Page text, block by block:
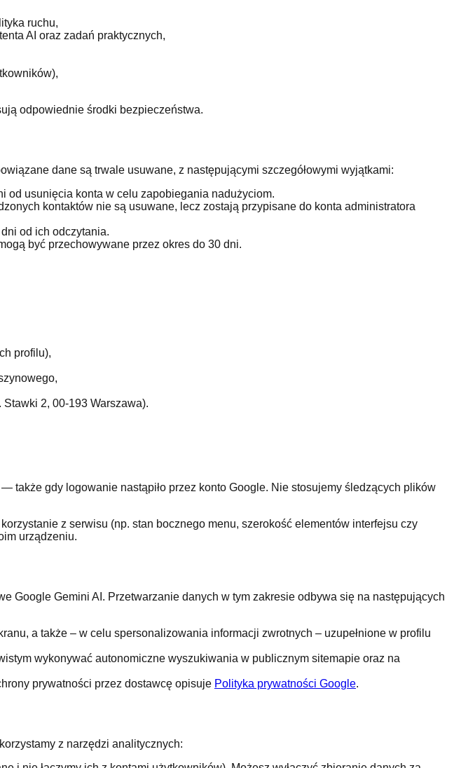
ruchu,
AI oraz zadań praktycznych,
odpowiednie środki bezpieczeństwa.
dane są trwale usuwane, z następującymi szczegółowymi wyjątkami:
usunięcia konta w celu zapobiegania nadużyciom.
kontaktów nie są usuwane, lecz zostają przypisane do konta administratora
od ich odczytania.
być przechowywane przez okres do 30 dni.
profilu),
2, 00-193 Warszawa).
gdy logowanie nastąpiło przez konto Google. Nie stosujemy śledzących plików
z serwisu (np. stan bocznego menu, szerokość elementów interfejsu czy
urządzeniu.
Google Gemini AI. Przetwarzanie danych w tym zakresie odbywa się na następujących
a także – w celu spersonalizowania informacji zwrotnych – uzupełnione w profilu
wykonywać autonomiczne wyszukiwania w publicznym sitemapie oraz na
prywatności przez dostawcę opisuje Polityka prywatności Google.
z narzędzi analitycznych: